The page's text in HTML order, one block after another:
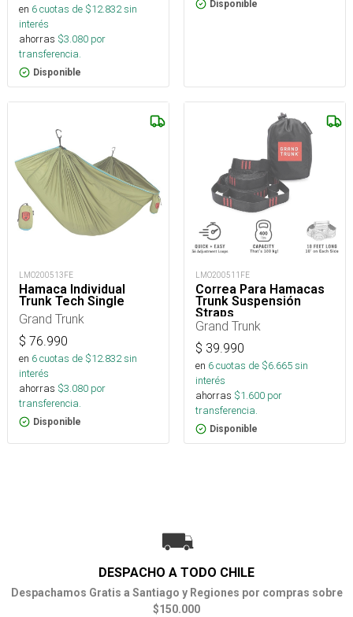
en 6cuotas de $12.832sin
interés
ahorras $3.080 por
transferencia.
Disponible
Disponible
LMO200513FE
Hamaca Individual
Trunk Tech Single
Grand Trunk
$ 76.990
en 6cuotas de $12.832sin
interés
ahorras $3.080 por
transferencia.
Disponible
LMO200511FE
Correa Para Hamacas
Trunk Suspensión
Straps
Grand Trunk
$ 39.990
en 6cuotas de $6.665sin
interés
ahorras $1.600 por
transferencia.
Disponible
DESPACHO A TODO CHILE
Despachamos Gratis a Santiago y Regiones por compras sobre
$150.000